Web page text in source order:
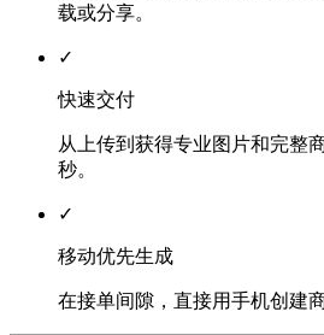
载或分享。
✓
快速交付
从上传到获得专业图片和完整
秒。
✓
移动优先生成
在接单间隙，直接用手机创建